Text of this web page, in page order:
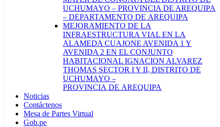
UCHUMAYO – PROVINCIA DE AREQUIPA
– DEPARTAMENTO DE AREQUIPA
MEJORAMIENTO DE LA
INFRAESTRUCTURA VIAL EN LA
ALAMEDA CUAJONE AVENIDA 1 Y
AVENIDA 2 EN EL CONJUNTO
HABITACIONAL IGNACION ALVAREZ
THOMAS SECTOR I Y II, DISTRITO DE
UCHUMAYO –
PROVINCIA DE AREQUIPA
Noticias
Contáctenos
Mesa de Partes Virtual
Gob.pe